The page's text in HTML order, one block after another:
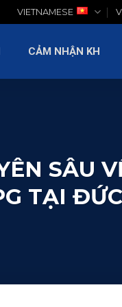
VIETNAMESE
CẢM NHẬN KH
SÂU
TẠI ĐỨC
TIN TỨC LIÊN HỆ